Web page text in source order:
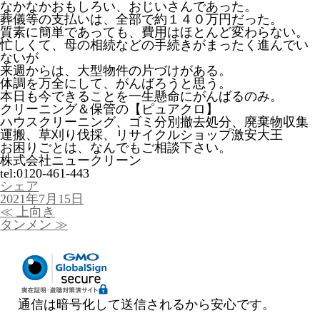
なかなかおもしろい、おじいさんであった。
葬儀等の支払いは、全部で約１４０万円だった。
質素に簡単であっても、費用はほとんど変わらない。
忙しくて、母の相続などの手続きがまったく進んでい
ないが
来週からは、大型物件の片づけがある。
体調を万全にして、がんばろうと思う。
本日も今できることを一生懸命にがんばるのみ。
クリーニング＆保管の【ピュアクロ】
ハウスクリーニング、ゴミ分別撤去処分、廃棄物収集
運搬、草刈り伐採、リサイクルショップ激安大王
お困りごとは、なんでもご相談下さい。
株式会社ニュークリーン
tel:0120-461-443
シェア
投
稿
日:
2021年7月15日
投
稿
≪ 上向き
タンメン ≫
通信は暗号化して送信されるから安心です。